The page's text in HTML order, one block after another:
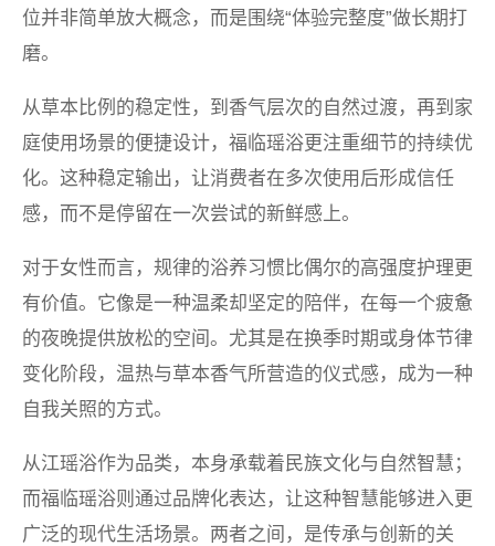
位并非简单放大概念，而是围绕“体验完整度”做长期打
磨。
从草本比例的稳定性，到香气层次的自然过渡，再到家
庭使用场景的便捷设计，福临瑶浴更注重细节的持续优
化。这种稳定输出，让消费者在多次使用后形成信任
感，而不是停留在一次尝试的新鲜感上。
对于女性而言，规律的浴养习惯比偶尔的高强度护理更
有价值。它像是一种温柔却坚定的陪伴，在每一个疲惫
的夜晚提供放松的空间。尤其是在换季时期或身体节律
变化阶段，温热与草本香气所营造的仪式感，成为一种
自我关照的方式。
从江瑶浴作为品类，本身承载着民族文化与自然智慧；
而福临瑶浴则通过品牌化表达，让这种智慧能够进入更
广泛的现代生活场景。两者之间，是传承与创新的关